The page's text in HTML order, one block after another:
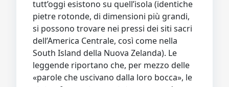
tutt’oggi esistono su quell’isola (identiche
pietre rotonde, di dimensioni più grandi,
si possono trovare nei pressi dei siti sacri
dell’America Centrale, così come nella
South Island della Nuova Zelanda). Le
leggende riportano che, per mezzo delle
«parole che uscivano dalla loro bocca», le